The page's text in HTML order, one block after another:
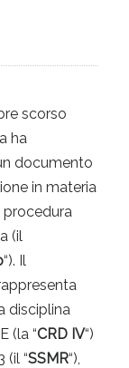
scorso
ha
documento
in materia
procedura
(il
“). Il
disciplina
(la “CRD IV“)
(il “SSMR“),